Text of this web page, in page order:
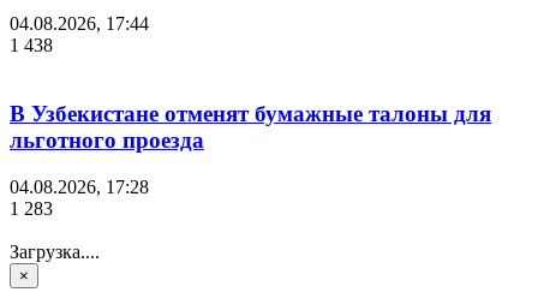
04.08.2026, 17:44
1 438
В Узбекистане отменят бумажные талоны для
льготного проезда
04.08.2026, 17:28
1 283
Загрузка....
×